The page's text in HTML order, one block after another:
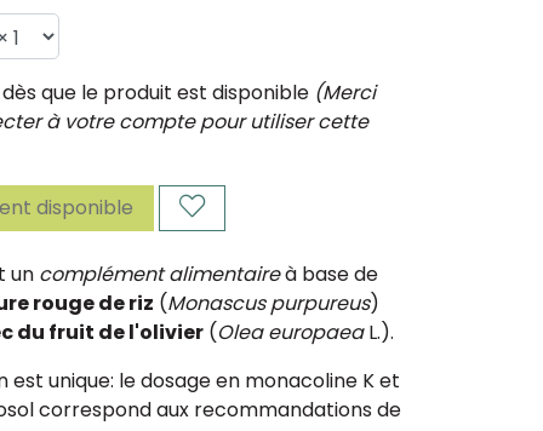
que le produit est disponible (Merci
à votre compte pour utiliser cette
disponible
un complément alimentaireà base de
rouge de riz (Monascus purpureus)
du fruit de l'olivier (Olea europaeaL.).
est unique: le dosage en monacoline K et
correspond aux recommandations de